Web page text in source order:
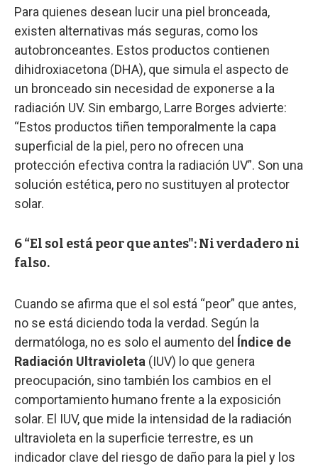
Para quienes desean lucir una piel bronceada,
existen alternativas más seguras, como los
autobronceantes. Estos productos contienen
dihidroxiacetona (DHA), que simula el aspecto de
un bronceado sin necesidad de exponerse a la
radiación UV. Sin embargo, Larre Borges advierte:
“Estos productos tiñen temporalmente la capa
superficial de la piel, pero no ofrecen una
protección efectiva contra la radiación UV”. Son una
solución estética, pero no sustituyen al protector
solar.
6 “El sol está peor que antes": Ni verdadero ni
falso.
Cuando se afirma que el sol está “peor” que antes,
no se está diciendo toda la verdad. Según la
dermatóloga, no es solo el aumento del Índice de
Radiación Ultravioleta (IUV) lo que genera
preocupación, sino también los cambios en el
comportamiento humano frente a la exposición
solar. El IUV, que mide la intensidad de la radiación
ultravioleta en la superficie terrestre, es un
indicador clave del riesgo de daño para la piel y los